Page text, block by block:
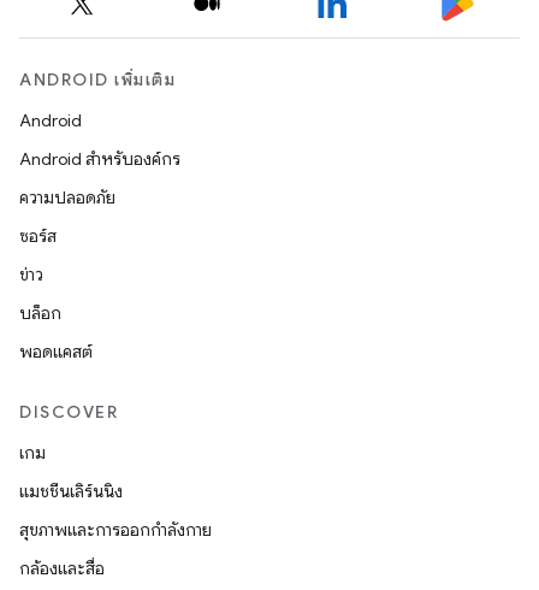
ANDROID เพิ่มเติม
Android
Android สำหรับองค์กร
ความปลอดภัย
ซอร์ส
ข่าว
บล็อก
พอดแคสต์
DISCOVER
เกม
แมชชีนเลิร์นนิง
สุขภาพและการออกกำลังกาย
กล้องและสื่อ